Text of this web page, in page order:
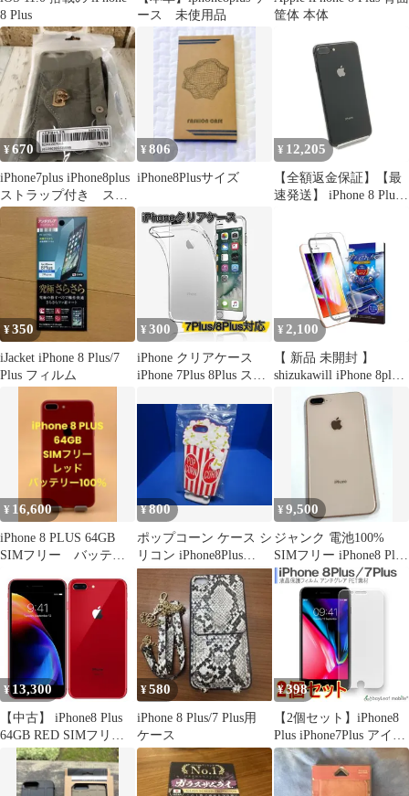
8 Plus
ース 未使用品
筐体 本体
¥670
iPhone7plus iPhone8plus
ストラップ付き スマ
ホケース
¥806
iPhone8Plusサイズ
¥ 12,205
【全額返金保証】【最
速発送】 iPhone 8 Plus
docomo 白ロム 美品 動
作確認済 83%
¥350
iJacket iPhone 8 Plus/7
Plus フィルム
¥300
iPhone クリアケース
iPhone 7Plus 8Plus スマ
アイフォン
¥ 2,100
【 新品 未開封 】
shizukawill iPhone 8plus
トレイル ガラスフィル
ム サファイア
APIP8PSCGL 未使用 送
¥ 16,600
iPhone 8 PLUS 64GB
SIMフリー バッテリ
¥800
ポップコーン ケース シ
リコン iPhone8Plus
7Plus レッドソフト
¥9,500
ジャンク 電池100%
SIMフリー iPhone8 Plus
64GB ゴールド
¥13,300
【中古】 iPhone8 Plus
64GB RED SIMフリー
本体 Aランク スマホ
iPhone 8 Plus アイフォ
ン アップル apple 【送
¥580
iPhone 8 Plus/7 Plus用
ケース
¥398
【2個セット】iPhone8
Plus iPhone7Plus アイフ
ォン フィルム 液晶保護
マット シール シート
安心 PET ゲーム